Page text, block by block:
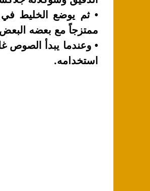
• ثم يوضع الخليط في
ممتزجاً مع بعضه
• وعندما يبدأ الصوص
استخدامه.